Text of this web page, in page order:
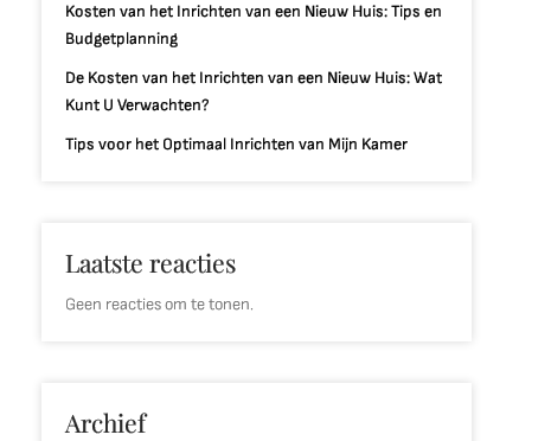
Kosten van het Inrichten van een Nieuw Huis: Tips en
Budgetplanning
De Kosten van het Inrichten van een Nieuw Huis: Wat
Kunt U Verwachten?
Tips voor het Optimaal Inrichten van Mijn Kamer
Laatste reacties
Geen reacties om te tonen.
Archief